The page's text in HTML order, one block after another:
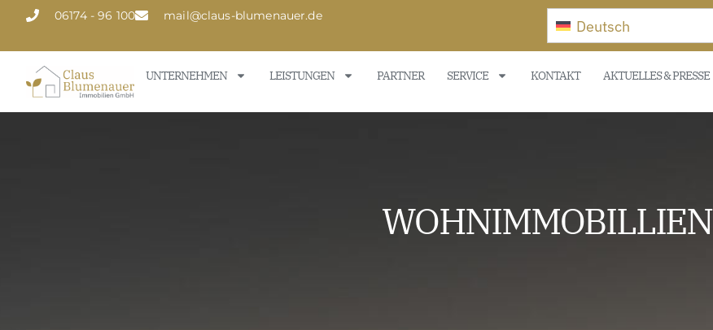
06174 - 96 100 mail@claus-blumenauer.de
Deutsch
UNTERNEHMEN LEISTUNGEN PARTNER SERVICE KONTAKT AKTUELLES & PRESSE
WOHNIMMOBILLIEN